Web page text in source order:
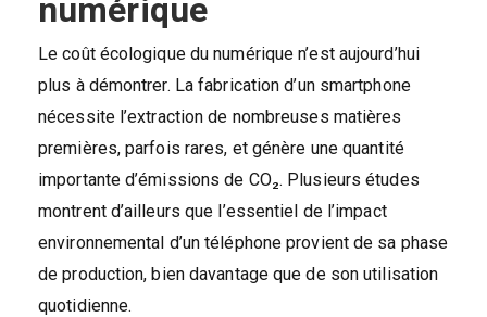
numérique
Le coût écologique du numérique n’est aujourd’hui
plus à démontrer. La fabrication d’un smartphone
nécessite l’extraction de nombreuses matières
premières, parfois rares, et génère une quantité
importante d’émissions de CO₂. Plusieurs études
montrent d’ailleurs que l’essentiel de l’impact
environnemental d’un téléphone provient de sa phase
de production, bien davantage que de son utilisation
quotidienne.